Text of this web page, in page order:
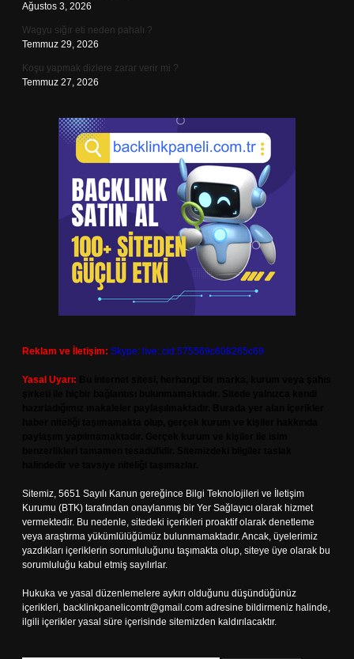
Ağustos 3, 2026
Wagyu sığır eti neden pahalı ?
Temmuz 29, 2026
Koşu yapmak dizlere zarar verir mi ?
Temmuz 27, 2026
Reklam ve İletişim: Skype: live:.cid.575569c608265c69
Yasal Uyarı:
Sitemiz, 5651 Sayılı Kanun gereğince Bilgi Teknolojileri ve İletişim
Kurumu (BTK) tarafından onaylanmış bir Yer Sağlayıcı olarak hizmet
vermektedir. Bu nedenle, sitedeki içerikleri proaktif olarak denetleme
veya araştırma yükümlülüğümüz bulunmamaktadır. Ancak, üyelerimiz
yazdıkları içeriklerin sorumluluğunu taşımakta olup, siteye üye olarak bu
sorumluluğu kabul etmiş sayılırlar.
Hukuka ve yasal düzenlemelere aykırı olduğunu düşündüğünüz
içerikleri, backlinkpanelicomtr@gmail.com adresine bildirmeniz halinde,
ilgili içerikler yasal süre içerisinde sitemizden kaldırılacaktır.